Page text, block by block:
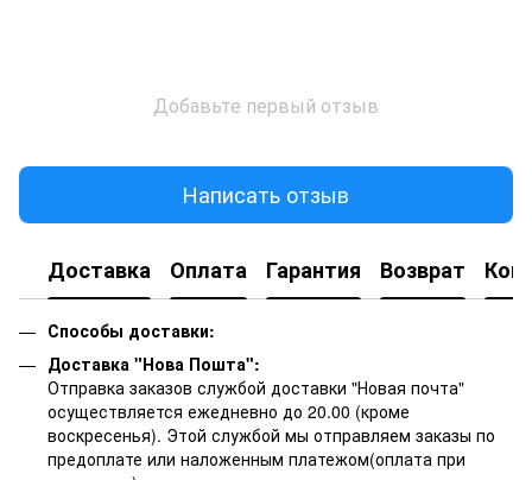
Добавьте первый отзыв
Написать отзыв
Доставка Оплата Гарантия Возврат
Способы доставки:
Доставка "Нова Пошта":
Отправка заказов службой доставки "Новая почта"
осуществляется ежедневно до 20.00 (кроме
воскресенья). Этой службой мы отправляем заказы по
предоплате или наложенным платежом(оплата при